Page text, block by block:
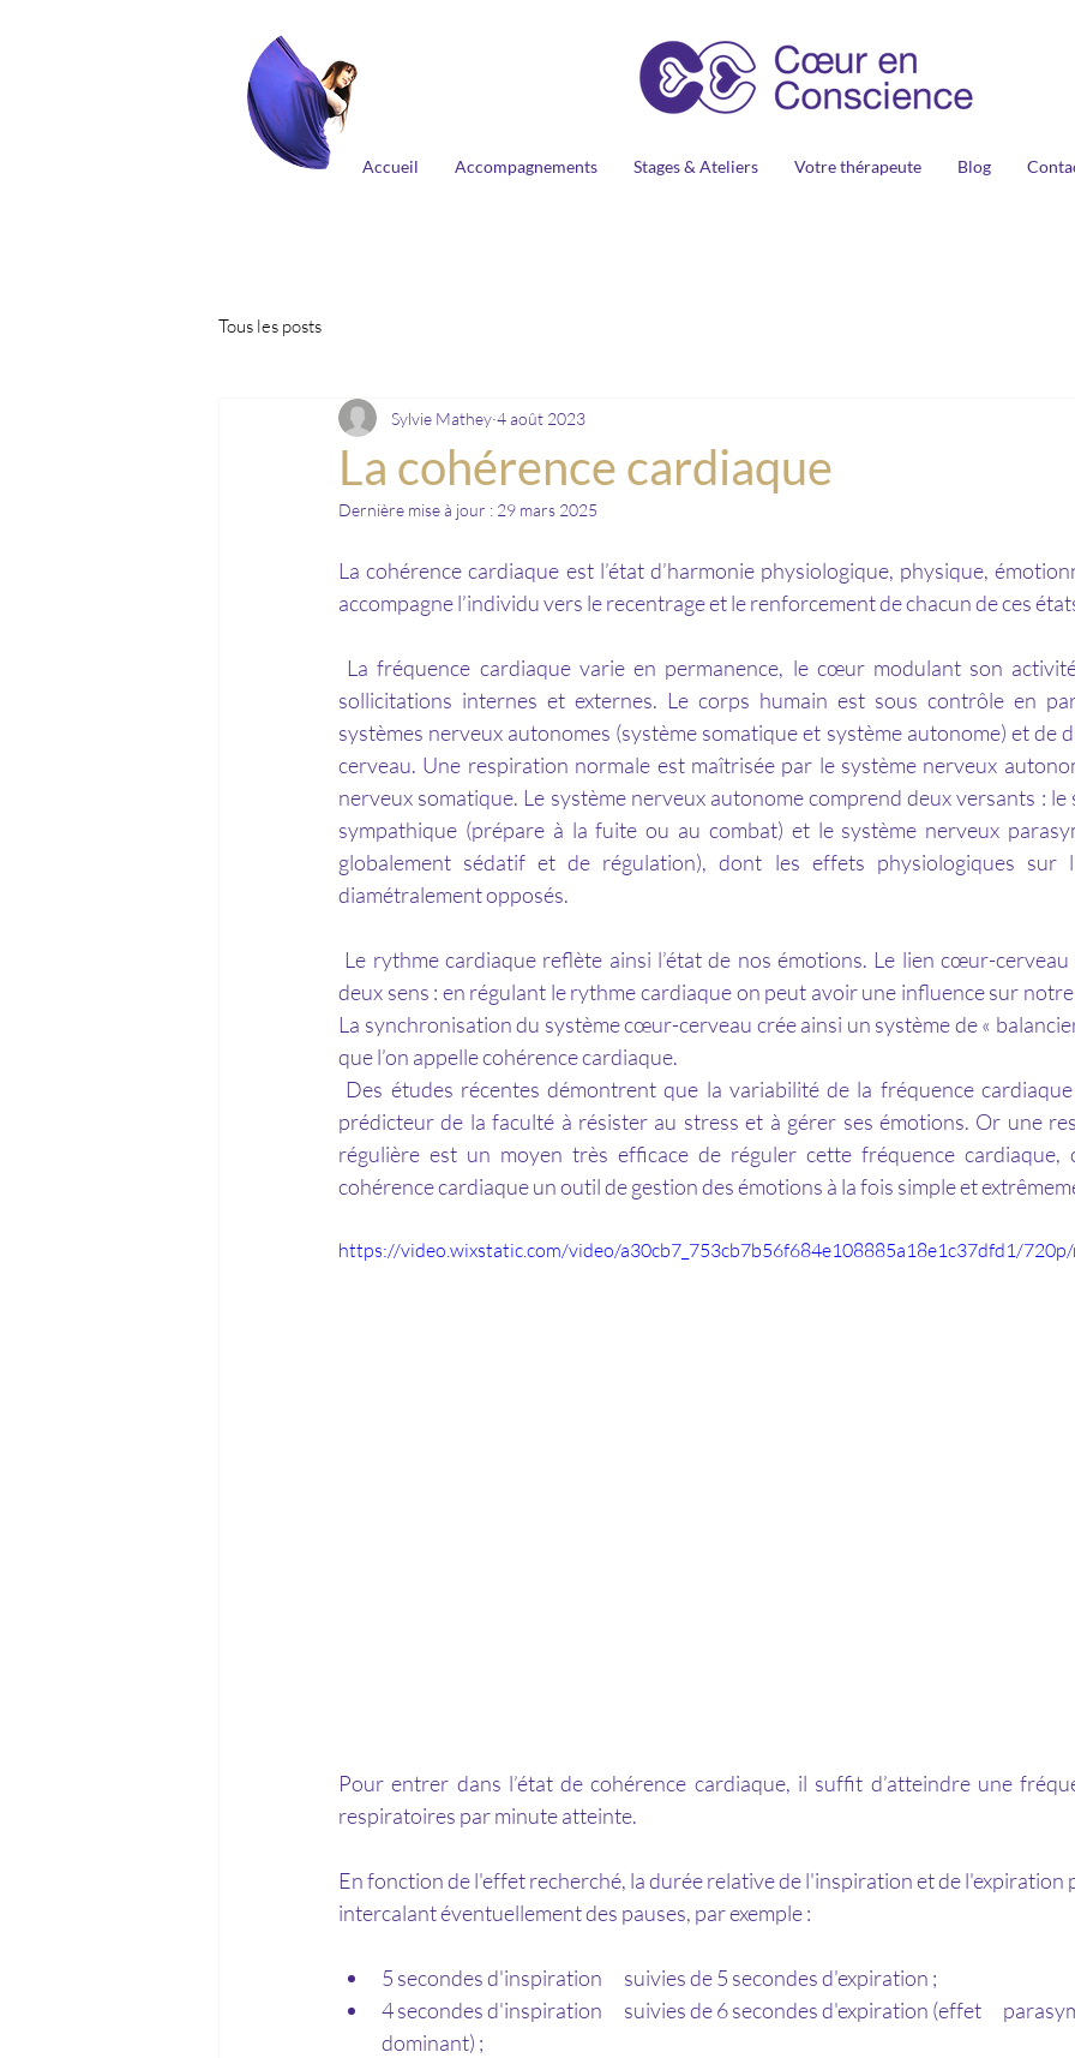
Accueil Accompagnements Stages & Ateliers Votre thérapeute Blog
Tous les posts
La cohérence cardiaque
Sylvie Mathey 4 août 2023
Dernière mise à jour : 29 mars 2025
La cohérence cardiaque est l’état d’harmonie physiologique, physique,
accompagne l’individu vers le recentrage et le renforcement de chacun de ces
sollicitations internes et externes. Le corps humain est sous contrôle en
systèmes nerveux autonomes (système somatique et système autonome) et de
cerveau. Une respiration normale est maîtrisée par le système nerveux
nerveux somatique. Le système nerveux autonome comprend deux versants : le
sympathique (prépare à la fuite ou au combat) et le système nerveux
globalement sédatif et de régulation), dont les effets physiologiques sur
diamétralement opposés.
deux sens : en régulant le rythme cardiaque on peut avoir une influence sur
La synchronisation du système cœur-cerveau crée ainsi un système de «
que l’on appelle cohérence cardiaque.
prédicteur de la faculté à résister au stress et à gérer ses émotions. Or une
régulière est un moyen très efficace de réguler cette fréquence
cohérence cardiaque un outil de gestion des émotions à la fois simple et
https://video.wixstatic.com/video/a30cb7_753cb7b56f684e108885a18e1c37dfd1/
Pour entrer dans l’état de cohérence cardiaque, il suffit d’atteindre une
respiratoires par minute atteinte.
En fonction de l'effet recherché, la durée relative de l'inspiration et de l'expiration
intercalant éventuellement des pauses, par exemple :
5 secondes d'inspiration      suivies de 5 secondes d'expiration ;
4 secondes d'inspiration      suivies de 6 secondes d'expiration (effet
dominant) ;